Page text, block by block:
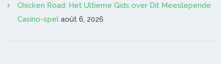
Chicken Road: Het Ultieme Gids over Dit Meeslepende
Casino-spel août 6, 2026